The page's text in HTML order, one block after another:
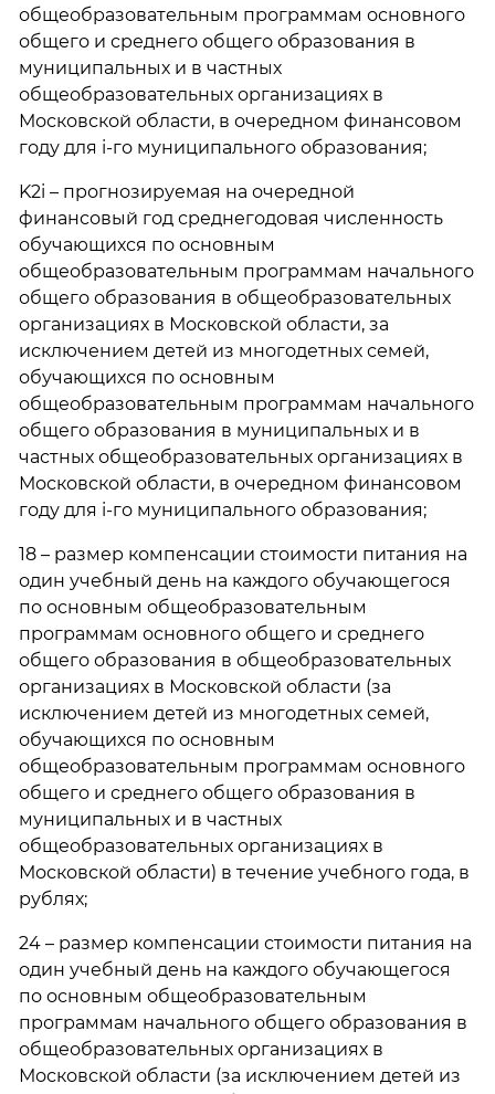
общеобразовательным программам основного
общего и среднего общего образования в
муниципальных и в частных
общеобразовательных организациях в
Московской области, в очередном финансовом
году для i-го муниципального образования;
K2i – прогнозируемая на очередной
финансовый год среднегодовая численность
обучающихся по основным
общеобразовательным программам начального
общего образования в общеобразовательных
организациях в Московской области, за
исключением детей из многодетных семей,
обучающихся по основным
общеобразовательным программам начального
общего образования в муниципальных и в
частных общеобразовательных организациях в
Московской области, в очередном финансовом
году для i-го муниципального образования;
18 – размер компенсации стоимости питания на
один учебный день на каждого обучающегося
по основным общеобразовательным
программам основного общего и среднего
общего образования в общеобразовательных
организациях в Московской области (за
исключением детей из многодетных семей,
обучающихся по основным
общеобразовательным программам основного
общего и среднего общего образования в
муниципальных и в частных
общеобразовательных организациях в
Московской области) в течение учебного года, в
рублях;
24 – размер компенсации стоимости питания на
один учебный день на каждого обучающегося
по основным общеобразовательным
программам начального общего образования в
общеобразовательных организациях в
Московской области (за исключением детей из